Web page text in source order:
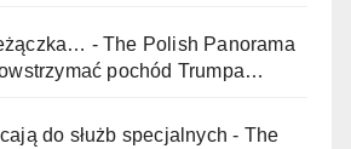
- The Polish Panorama
pochód Trumpa…
do służb specjalnych - The